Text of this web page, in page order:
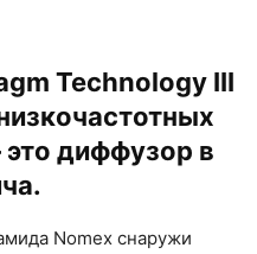
Technology III
это диффузор в
Nomex снаружи